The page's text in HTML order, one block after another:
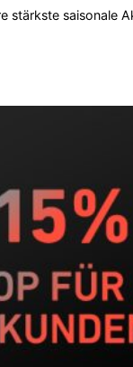
stärkste saisonale